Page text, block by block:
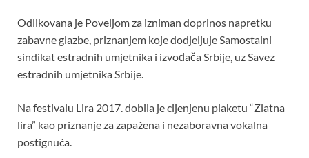
Odlikovana je Poveljom za izniman doprinos napretku
zabavne glazbe, priznanjem koje dodjeljuje Samostalni
sindikat estradnih umjetnika i izvođača Srbije, uz Savez
estradnih umjetnika Srbije.
Na festivalu Lira 2017. dobila je cijenjenu plaketu “Zlatna
lira” kao priznanje za zapažena i nezaboravna vokalna
postignuća.